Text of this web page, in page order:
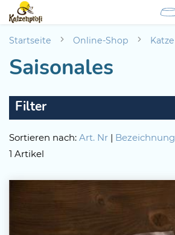
Startseite Online-Shop Katze
Saisonales
Filter
Sortieren nach: Art. Nr | Bezeichnung
1 Artikel